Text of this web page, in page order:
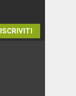
ISCRIVITI